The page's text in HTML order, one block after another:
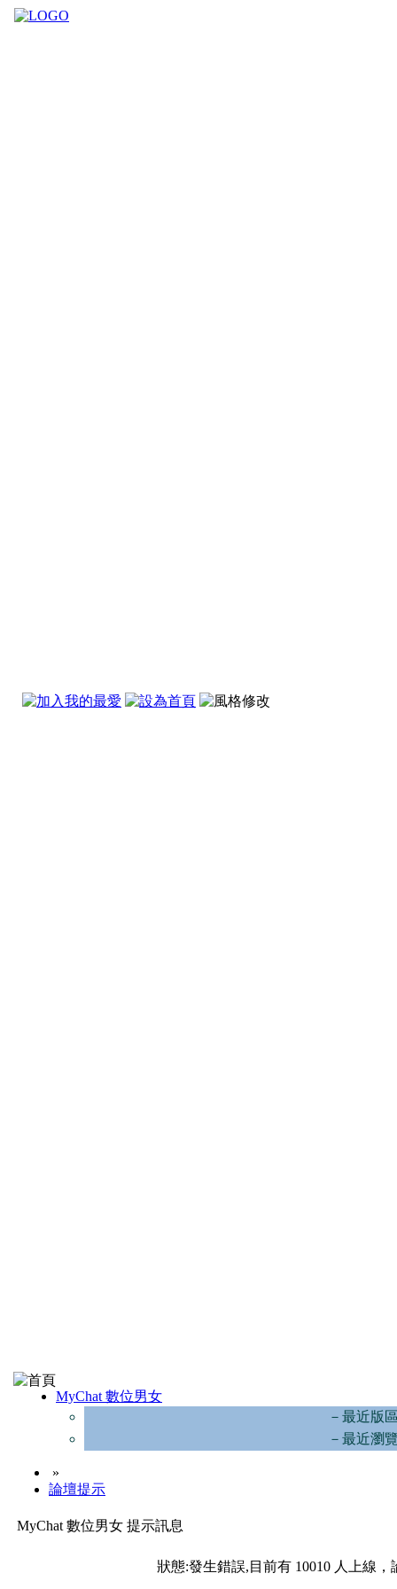
MyChat 數位男女
－最近版
－最近瀏
»
論壇提示
MyChat 數位男女 提示訊息
狀態:發生錯誤,目前有 10010 人上線